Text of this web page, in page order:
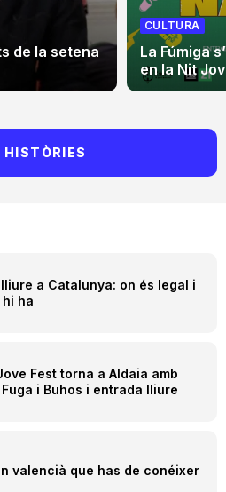
a Catalunya: on és legal i
ha
Fest torna a Aldaia amb
Fuga i Buhos i entrada lliure
valencià que has de conéixer
de la setena
CULTURA
La Fúmiga
en la Nit
HISTÒRIES